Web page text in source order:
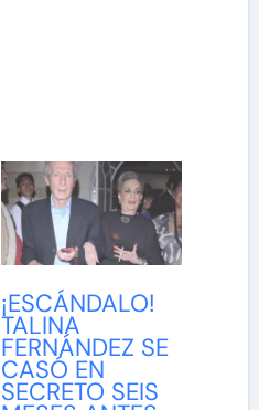
¡ESCÁNDALO!
TALINA
FERNÁNDEZ SE
CASÓ EN
SECRETO SEIS